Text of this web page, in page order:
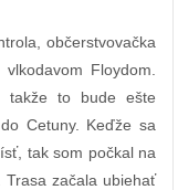
občerstvovačka
Floydom.
takže to bude ešte
Cetuny. Keďže sa
tak som počkal na
začala ubiehať